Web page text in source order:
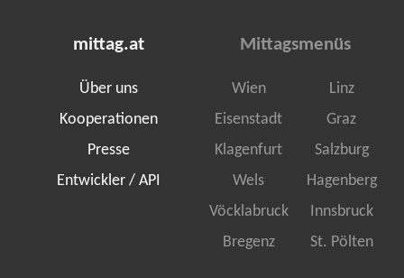
mittag.at
Über uns
Kooperationen
Presse
Entwickler / API
Mittagsmenüs
Wien
Linz
Eisenstadt
Graz
Klagenfurt
Salzburg
Wels
Hagenberg
Vöcklabruck
Innsbruck
Bregenz
St. Pölten